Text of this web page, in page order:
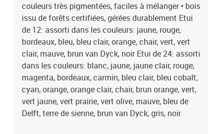
couleurs très pigmentées, faciles à mélanger • bois
issu de forêts certifiées, gérées durablement Etui
de 12: assorti dans les couleurs: jaune, rouge,
bordeaux, bleu, bleu clair, orange, chair, vert, vert
clair, mauve, brun van Dyck, noir Etui de 24: assorti
dans les couleurs: blanc, jaune, jaune clair, rouge,
magenta, bordeaux, carmin, bleu clair, bleu cobalt,
cyan, orange, orange clair, chair, brun orange, vert,
vert jaune, vert prairie, vert olive, mauve, bleu de
Delft, terre de sienne, brun van Dyck, gris, noir